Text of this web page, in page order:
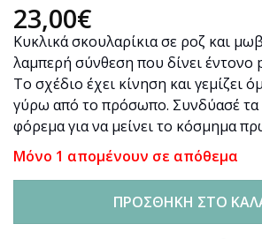
23,00€
Κυκλικά σκουλαρίκια σε ροζ και
λαμπερή σύνθεση που δίνει έντονο
Το σχέδιο έχει κίνηση και γεμίζει
γύρω από το πρόσωπο. Συνδύασέ
φόρεμα για να μείνει το κόσμημα
Μόνο 1 απομένουν σε απόθεμα
ΠΡΟΣΘΉΚΗ ΣΤΟ